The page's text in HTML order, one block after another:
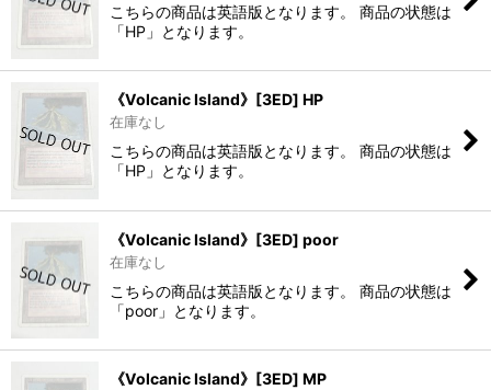
こちらの商品は英語版となります。 商品の状態は
「HP」となります。
《Volcanic Island》[3ED] HP
在庫なし
こちらの商品は英語版となります。 商品の状態は
「HP」となります。
《Volcanic Island》[3ED] poor
在庫なし
こちらの商品は英語版となります。 商品の状態は
「poor」となります。
《Volcanic Island》[3ED] MP